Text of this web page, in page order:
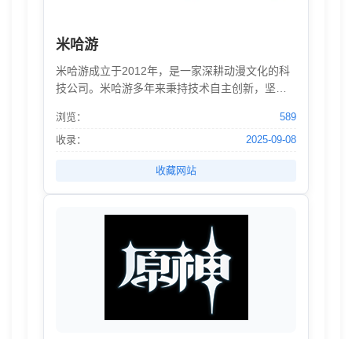
米哈游
米哈游成立于2012年，是一家深耕动漫文化的科
技公司。米哈游多年来秉持技术自主创新，坚持
动画、游戏、音乐、小说及动漫周边的全产业
链。
浏览：
589
收录：
2025-09-08
收藏网站